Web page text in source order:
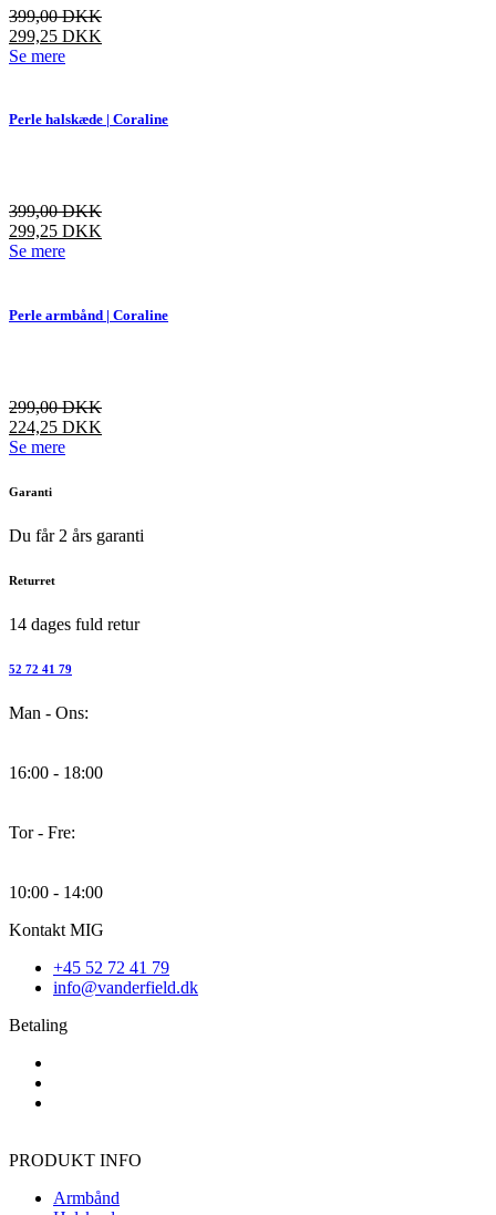
399,00DKK
299,25 DKK
Se mereDette
flere
på
varesiden
Perle halskæde | Coraline
399,00DKK
299,25 DKK
Se mereDette
flere
på
varesiden
Perle armbånd | Coraline
299,00DKK
224,25 DKK
Se mereDette
varianter.
Mulighederne
varesiden
Garanti
Du får 2 års garanti
Returret
14 dages fuld retur
52 72 41 79
Man - Ons:
16:00 - 18:00
Tor - Fre:
10:00 - 14:00
Kontakt MIG
+45 52 72 41 79
info@vanderfield.dk
Betaling
PRODUKT INFO
Armbånd